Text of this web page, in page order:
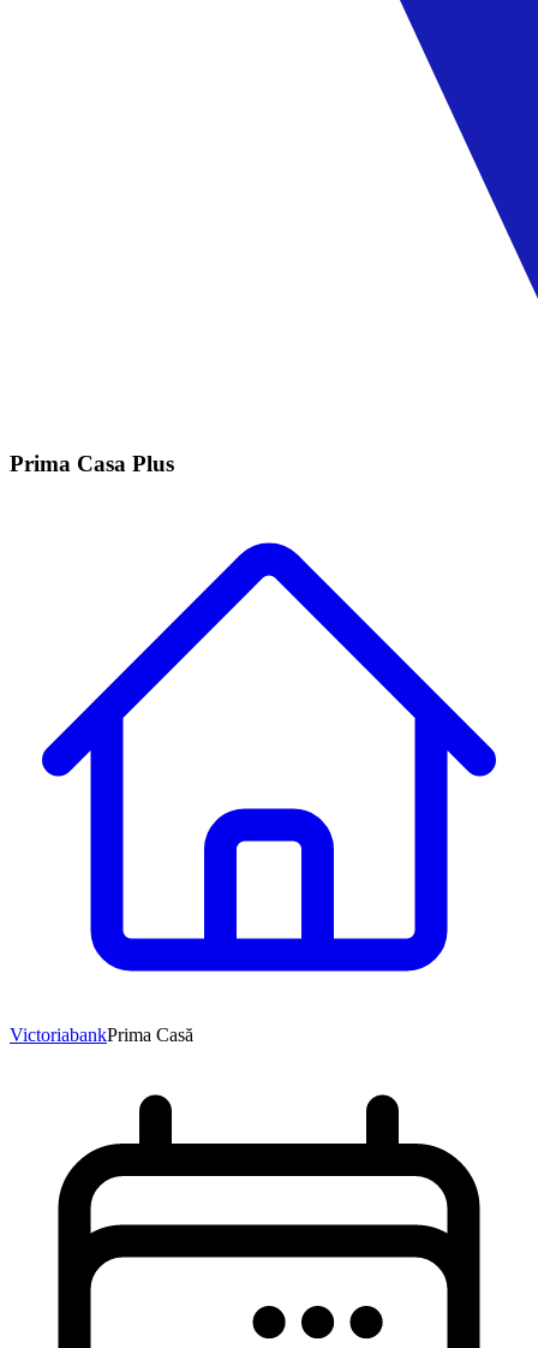
Prima Casa Plus
VictoriabankPrima Casă